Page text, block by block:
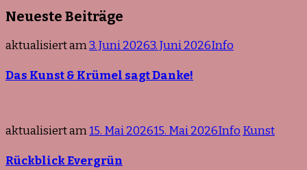
nach
etwas?
Neueste Beiträge
aktualisiert am3. Juni 20263. Juni 2026Info
Das Kunst & Krümel sagt Danke!
aktualisiert am15. Mai 202615. Mai 2026Info Kunst
Rückblick Evergrün